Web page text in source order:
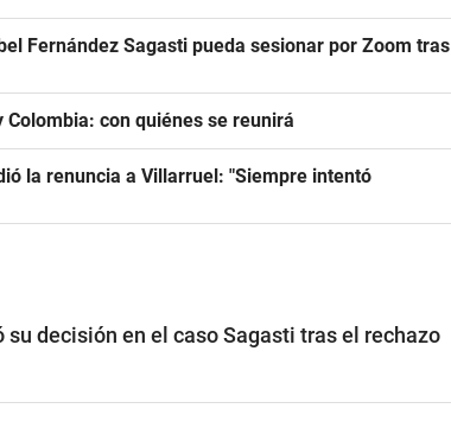
Fernández Sagasti pueda sesionar por Zoom tras
con quiénes se reunirá
la renuncia a Villarruel: "Siempre intentó
decisión en el caso Sagasti tras el rechazo